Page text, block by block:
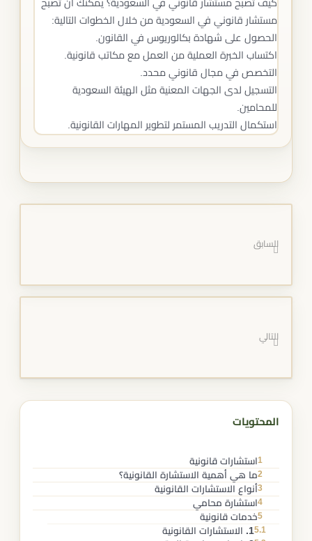
كيف تصبح مستشار قانوني في السعودية؟ يمكنك أن تصبح
مستشار قانوني في السعودية من خلال الخطوات التالية:
الحصول على شهادة بكالوريوس في القانون.
اكتساب الخبرة العملية من العمل مع مكاتب قانونية.
التخصص في مجال قانوني محدد.
التسجيل لدى الجهات المعنية مثل الهيئة السعودية
للمحامين.
استكمال التدريب المستمر لتطوير المهارات القانونية.
السابق
التالي
المحتويات
1استشارات قانونية
2ما هي أهمية الاستشارة القانونية؟
3أنواع الاستشارات القانونية
4استشارة محامي
5خدمات قانونية
5.11. الاستشارات القانونية